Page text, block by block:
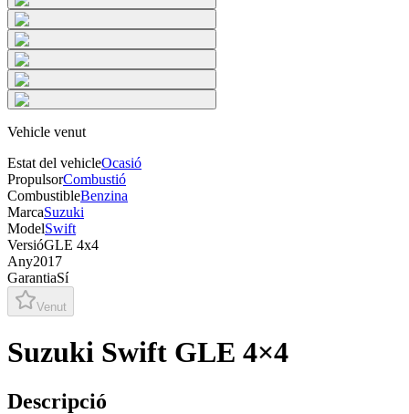
Vehicle venut
Estat del vehicleOcasió
PropulsorCombustió
CombustibleBenzina
MarcaSuzuki
ModelSwift
VersióGLE 4x4
Any2017
GarantiaSí
Venut
Suzuki Swift GLE 4×4
Descripció